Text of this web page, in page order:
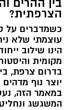
בין ההרים
הצרפתית?
כשמדברים על
עוצמתי שלא
הינו שילוב
מקומית
בדרום צרפת,
יוצר נוף
במאמר הזה,
המשגשג